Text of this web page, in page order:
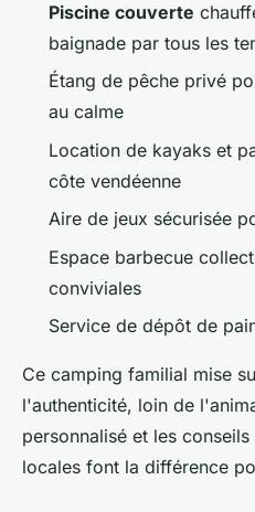
Piscine couverte
baignade par tous les
Étang de pêche privé
au calme
Location de kayaks et
côte vendéenne
Aire de jeux sécurisée
Espace barbecue
conviviales
Service de dépôt de
Ce camping familial mise
l'authenticité, loin de
personnalisé et les
locales font la différence